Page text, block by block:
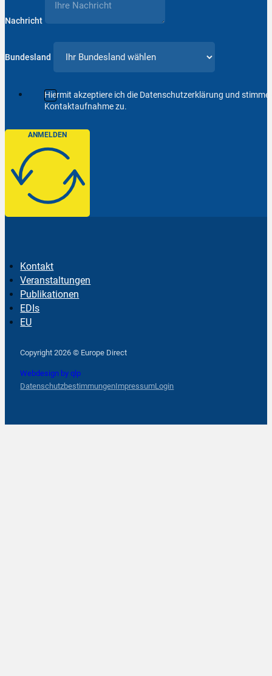
Nachricht
Bundesland
Hiermit akzeptiere ich die Datenschutzerklärung und
Kontaktaufnahme zu.
ANMELDEN
Kontakt
Veranstaltungen
Publikationen
EDIs
EU
Copyright 2026 © Europe Direct
Webdesign by qlp
DatenschutzbestimmungenImpressumLogin